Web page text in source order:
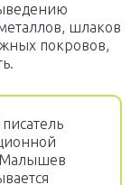
шлаков
покровов,